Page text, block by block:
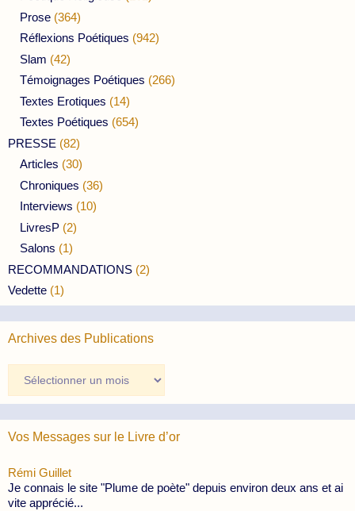
Prose (364)
Réflexions Poétiques (942)
Slam (42)
Témoignages Poétiques (266)
Textes Erotiques (14)
Textes Poétiques (654)
PRESSE (82)
Articles (30)
Chroniques (36)
Interviews (10)
LivresP (2)
Salons (1)
RECOMMANDATIONS (2)
Vedette (1)
Archives des Publications
des
Publications
Vos Messages sur le Livre d’or
Rémi Guillet
Je connais le site "Plume de poète" depuis environ deux ans et ai
vite apprécié...